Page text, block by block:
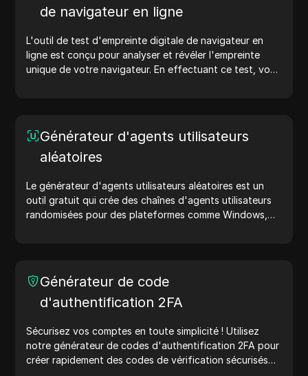
de navigateur en ligne
L'outil de test d'empreinte digitale de navigateur en
ligne est conçu pour analyser et révéler l'empreinte
unique de votre navigateur. En effectuant ce test, vous
Générateur d'agents utilisateurs
aléatoires
Le générateur d'agents utilisateurs aléatoires est un
outil gratuit qui crée des chaînes d'agents utilisateurs
randomisées pour des plateformes comme Windows,
de sites web, aux vérifications de compatibilité et à
l'optimisation du développement. Simplifiez vos flux de
travail : générez des agents utilisateurs dès aujourd'hui
Générateur de code
d'authentification 2FA
Sécurisez vos comptes en toute simplicité ! Utilisez
notre générateur de codes d'authentification 2FA pour
créer rapidement des codes de vérification sécurisés